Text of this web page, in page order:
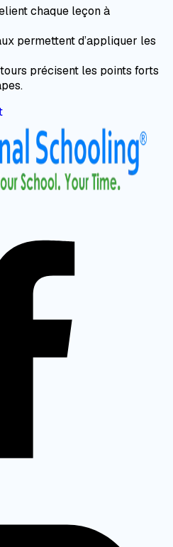
chaque leçon à
permettent d’appliquer les
précisent les points forts